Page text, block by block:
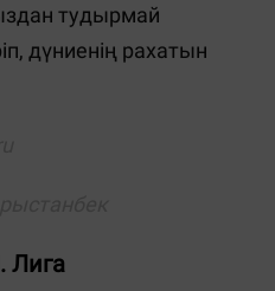
тудырмай
дүниенің рахатын
Лига